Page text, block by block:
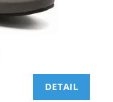
DETAIL